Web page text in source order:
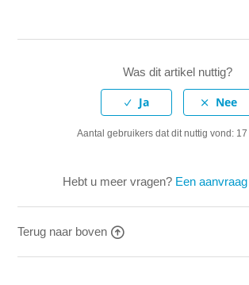
Was dit artikel nuttig?
Aantal gebruikers dat dit nuttig vond: 17
Hebt u meer vragen? Een
Terug naar boven